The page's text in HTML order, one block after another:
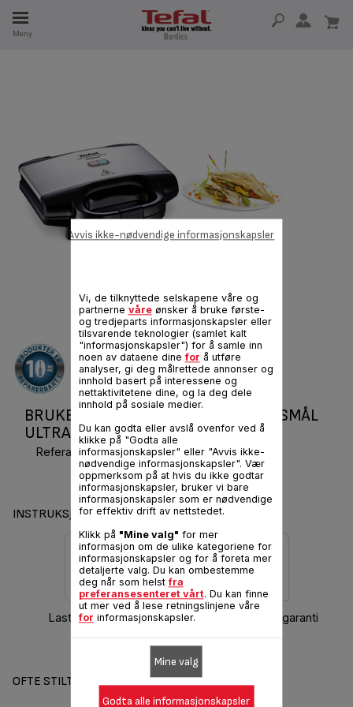
Meny
BRUKERMANUAL OG VANLIGE SPØRSMÅL
ULTRACOMPACT
Referanse :SM155212
INSTRUKSJONER OG HÅNDBOK
Last ned håndbok Informasjon om garanti
OFTE STILTE SPØRSMÅL
Vi, de tilknyttede selskapene våre og
partnerne våreønsker å bruke første-
og tredjeparts informasjonskapsler eller
tilsvarende teknologier (samlet kalt
"informasjonskapsler") for å samle inn
noen av dataene dinefor å utføre
analyser, gi deg målrettede annonser og
innhold basert på interessene og
nettaktivitetene dine, og la deg dele
innhold på sosiale medier.
Du kan godta eller avslå ovenfor ved å
klikke på "Godta alle
informasjonskapsler" eller "Avvis ikke-
nødvendige informasjonskapsler". Vær
oppmerksom på at hvis du ikke godtar
informasjonskapsler, bruker vi bare
informasjonskapsler som er nødvendige
for effektiv drift av nettstedet.
Klikk på "Mine valg" for mer
informasjon om de ulike kategoriene for
informasjonskapsler og for å foreta mer
detaljerte valg. Du kan ombestemme
deg når som helstfra
preferansesenteret vårt. Du kan finne
ut mer ved å lese retningslinjene våre
for informasjonskapsler.
Avvis ikke-nødvendige informasjonskapsler
Mine valg
Godta alle informasjonskapsler